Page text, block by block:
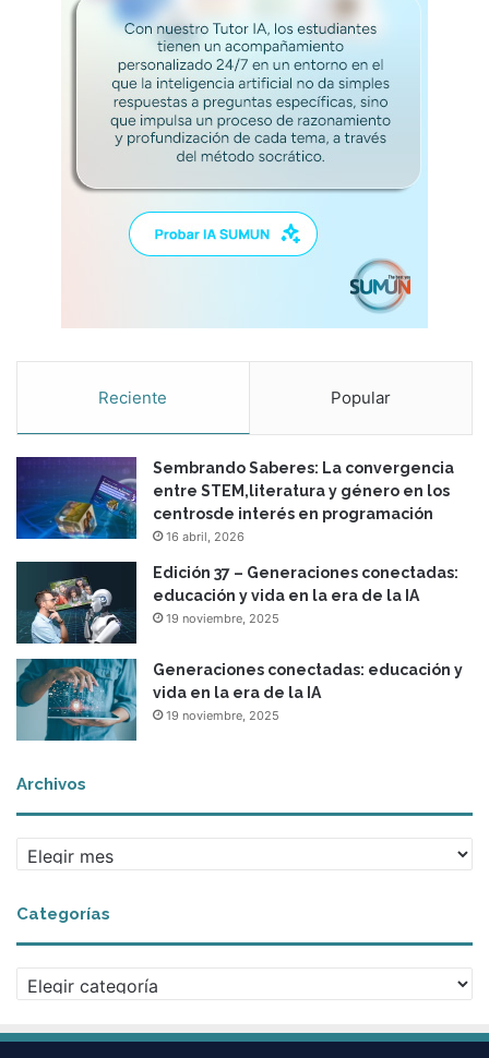
Reciente Popular
Sembrando Saberes: La convergencia
entre STEM,literatura y género en los
centrosde interés en programación
16 abril, 2026
Edición 37 – Generaciones conectadas:
educación y vida en la era de la IA
19 noviembre, 2025
Generaciones conectadas: educación y
vida en la era de la IA
19 noviembre, 2025
Archivos
r
h
i
v
Categorías
a
e